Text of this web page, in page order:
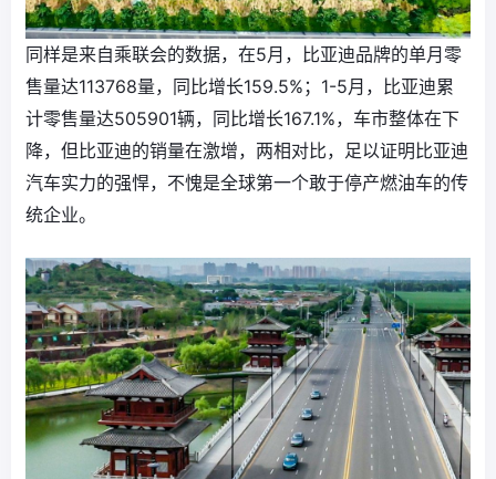
同样是来自乘联会的数据，在5月，比亚迪品牌的单月零
售量达113768量，同比增长159.5%；1-5月，比亚迪累
计零售量达505901辆，同比增长167.1%，车市整体在下
降，但比亚迪的销量在激增，两相对比，足以证明比亚迪
汽车实力的强悍，不愧是全球第一个敢于停产燃油车的传
统企业。